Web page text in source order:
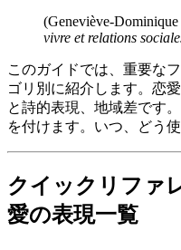
(Geneviève-Dominique
vivre et relations
このガイドでは、重要な
ゴリ別に紹介します。恋
と詩的表現、地域差です
を付けます。いつ、どう
クイックリファ
愛の表現一覧